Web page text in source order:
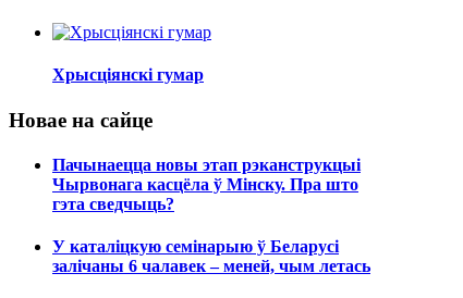
Хрысціянскі гумар
Новае на сайце
Пачынаецца новы этап рэканструкцыі
Чырвонага касцёла ў Мінску. Пра што
гэта сведчыць?
У каталіцкую семінарыю ў Беларусі
залічаны 6 чалавек – меней, чым летась